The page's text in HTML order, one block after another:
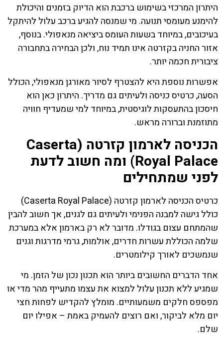
היתרון המרכזי בשימוש ברכבת הוא הדיוק בזמנים והיכולת
להימנע מעומסי תנועה. מי שמנסה להגיע ברכב עלול להיתקל
בעיכובים, במיוחד בשעות העומס ביציאה מנאפולי. בנוסף,
אזור החניה בקזרטה אינו תמיד נוח, ולכן הבחירה בתחבורה
ציבורית חכמה יותר.
אפשרות נוספת היא להצטרף לסיור מאורגן מנאפולי, הכולל
הסעה, כרטיס כניסה ולעיתים גם מדריך. היתרון כאן הוא
חיסכון בהתעסקות לוגיסטית, במיוחד למי שמעדיף חוויה
מתוזמנת וברורה מראש.
הכניסה לארמון קזרטה (Caserta
Royal Palace) ומה חשוב לדעת
לפני שמתחילים
כרטיס הכניסה לארמון קזרטה (Caserta Royal Palace)
כולל גישה למבנה הפנימי ולעיתים גם לגנים, אך חשוב להבין
שהמתחם עצום בגודלו. מדובר לא רק בארמון אלא במערכת
שלמה הכוללת עשרות חדרים, אולמות, גרמי מדרגות וגנים
שנמשכים לאורך קילומטרים.
אחד הדברים החשובים ביותר הוא תכנון נכון של הזמן. מי
שמגיע ללא תכנון עלול למצוא את עצמו מתעייף מהר מדי או
מפספס חלקים משמעותיים. מומלץ להקדיש לפחות חצי
יום מלא לביקור, ואם רוצים להעמיק באמת – אפילו יום
שלם.